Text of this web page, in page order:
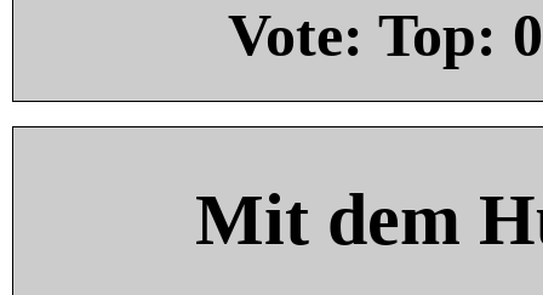
Vote: Top: 0
Mit dem